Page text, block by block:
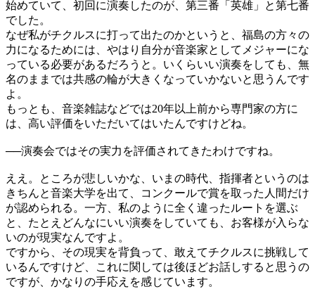
始めていて、初回に演奏したのが、第三番「英雄」と第七番
でした。
なぜ私がチクルスに打って出たのかというと、福島の方々の
力になるためには、やはり自分が音楽家としてメジャーにな
っている必要があるだろうと。いくらいい演奏をしても、無
名のままでは共感の輪が大きくなっていかないと思うんです
よ。
もっとも、音楽雑誌などでは20年以上前から専門家の方に
は、高い評価をいただいてはいたんですけどね。
──演奏会ではその実力を評価されてきたわけですね。
ええ。ところが悲しいかな、いまの時代、指揮者というのは
きちんと音楽大学を出て、コンクールで賞を取った人間だけ
が認められる。一方、私のように全く違ったルートを選ぶ
と、たとえどんなにいい演奏をしていても、お客様が入らな
いのが現実なんですよ。
ですから、その現実を背負って、敢えてチクルスに挑戦して
いるんですけど、これに関しては後ほどお話しすると思うの
ですが、かなりの手応えを感じています。